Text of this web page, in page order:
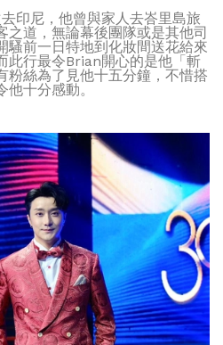
印尼，他曾與家人去峇里島旅
之道，無論幕後團隊或是其他司
騷前一日特地到化妝間送花給來
此行最令Brian開心的是他「斬
粉絲為了見他十五分鐘，不惜搭
十分感動。